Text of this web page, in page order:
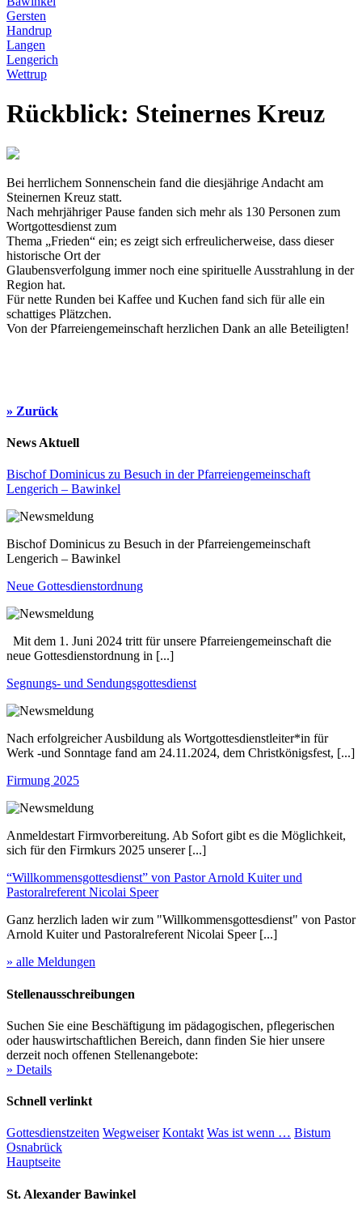
Gersten
Handrup
Langen
Lengerich
Wettrup
Rückblick: Steinernes Kreuz
Bei herrlichem Sonnenschein fand die diesjährige Andacht am
Steinernen Kreuz statt.
Nach mehrjähriger Pause fanden sich mehr als 130 Personen zum
Wortgottesdienst zum
Thema „Frieden“ ein; es zeigt sich erfreulicherweise, dass dieser
historische Ort der
Glaubensverfolgung immer noch eine spirituelle Ausstrahlung in der
Region hat.
Für nette Runden bei Kaffee und Kuchen fand sich für alle ein
schattiges Plätzchen.
Von der Pfarreiengemeinschaft herzlichen Dank an alle Beteiligten!
» Zurück
News Aktuell
Bischof Dominicus zu Besuch in der Pfarreiengemeinschaft
Lengerich – Bawinkel
Bischof Dominicus zu Besuch in der Pfarreiengemeinschaft
Lengerich – Bawinkel
Neue Gottesdienstordnung
Mit dem 1. Juni 2024 tritt für unsere Pfarreiengemeinschaft die
neue Gottesdienstordnung in [...]
Segnungs- und Sendungsgottesdienst
Nach erfolgreicher Ausbildung als Wortgottesdienstleiter*in für
Werk -und Sonntage fand am 24.11.2024, dem Christkönigsfest, [...]
Firmung 2025
Anmeldestart Firmvorbereitung. Ab Sofort gibt es die Möglichkeit,
sich für den Firmkurs 2025 unserer [...]
“Willkommensgottesdienst” von Pastor Arnold Kuiter und
Pastoralreferent Nicolai Speer
Ganz herzlich laden wir zum "Willkommensgottesdienst" von Pastor
Arnold Kuiter und Pastoralreferent Nicolai Speer [...]
» alle Meldungen
Stellenausschreibungen
Suchen Sie eine Beschäftigung im pädagogischen, pflegerischen
oder hauswirtschaftlichen Bereich, dann finden Sie hier unsere
derzeit noch offenen Stellenangebote:
» Details
Schnell verlinkt
Gottesdienstzeiten Wegweiser Kontakt Was ist wenn … Bistum
Osnabrück
Hauptseite
St. Alexander Bawinkel